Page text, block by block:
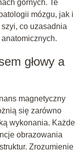
górnych. Te
mózgu, jak i
co uzasadnia
głowy a
magnetyczny
się zarówno
wykonania. Każde
obrazowania
Zrozumienie